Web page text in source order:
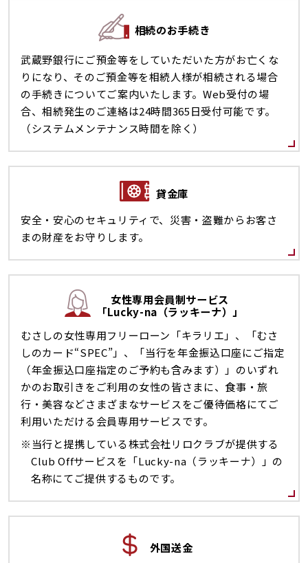
相続のお手続き
武蔵野銀行にご預金等をしていただいた方がお亡くな
りになり、そのご預金等を相続人様が相続される場合
の手続きについてご案内いたします。Web受付の場
合、相続発生のご連絡は24時間365日受付可能です。
（システムメンテナンス時間を除く）
貸金庫
安全・安心のセキュリティで、災害・盗難からお客さ
まの財産をお守りします。
女性専用会員制サービス
「Lucky-na（ラッキーナ）」
むさしの女性専用フリーローン「キラリエ」、「むさ
しのカード“SPEC”」、「当行を年金振込口座にご指定
（年金振込口座指定のご予約も含みます）」のいずれ
かのお取引きをご利用の女性の皆さまに、食事・旅
行・美容などさまざまなサービスをご優待価格にてご
利用いただける会員専用サービスです。
※当行と提携している株式会社リロクラブが提供する
Club Offサービスを「Lucky-na（ラッキーナ）」の
名称にてご提供するものです。
外国送金